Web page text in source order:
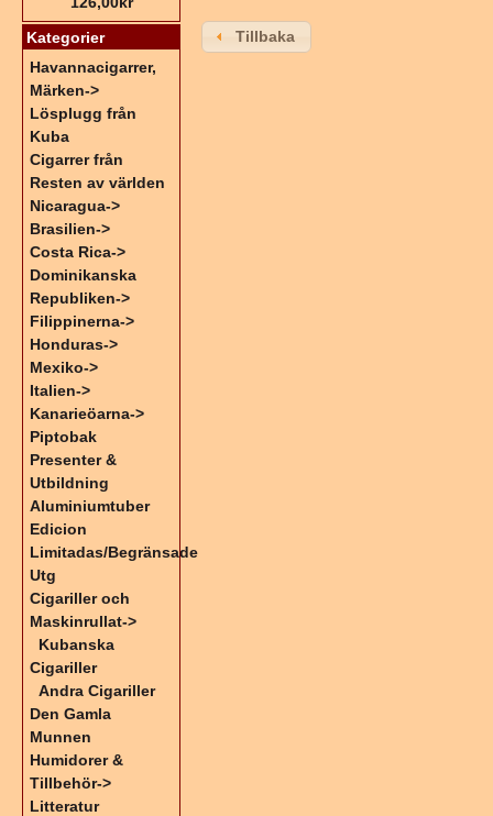
Tillbaka
Kategorier
Havannacigarrer,
Märken->
Lösplugg från
Kuba
Cigarrer från
Resten av världen
Nicaragua->
Brasilien->
Costa Rica->
Dominikanska
Republiken->
Filippinerna->
Honduras->
Mexiko->
Italien->
Kanarieöarna->
Piptobak
Presenter &
Utbildning
Aluminiumtuber
Edicion
Limitadas/Begränsade
Utg
Cigariller och
Maskinrullat->
Kubanska
Cigariller
Andra Cigariller
Den Gamla
Munnen
Humidorer &
Tillbehör->
Litteratur